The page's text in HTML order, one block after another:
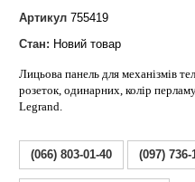
Артикул 755419
Стан: Новий товар
Лицьова панель для механізмів
розеток, одинарних, колір
Legrand.
(066) 803-01-40 (097) 736-